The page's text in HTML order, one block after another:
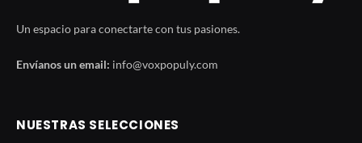
Un espacio para conectarte con tus pasiones.
Envíanos un email: info@voxpopuly.com
NUESTRAS SELECCIONES